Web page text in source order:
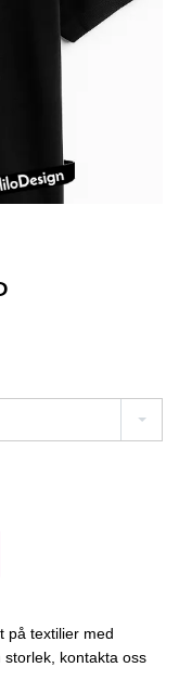
på textilier med
kontakta oss